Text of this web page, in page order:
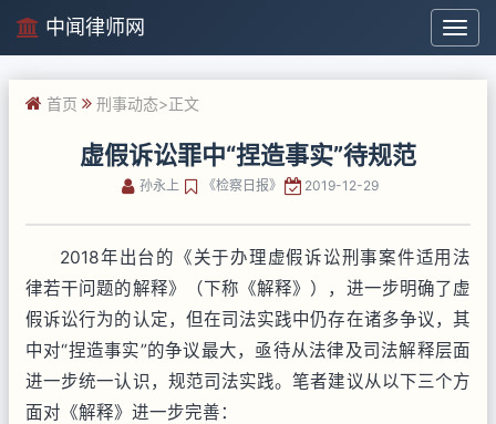
中
闻
律
中闻律师网
首页 刑事动态>正文
虚假诉讼罪中“捏造事实”待规范
孙永上 《检察日报》 2019-12-29
2018年出台的《关于办理虚假诉讼刑事案件适用法
律若干问题的解释》（下称《解释》），进一步明确了虚
假诉讼行为的认定，但在司法实践中仍存在诸多争议，其
中对“捏造事实”的争议最大，亟待从法律及司法解释层面
进一步统一认识，规范司法实践。笔者建议从以下三个方
面对《解释》进一步完善：